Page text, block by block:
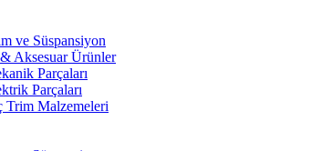
ve Süspansiyon
Aksesuar Ürünler
Parçaları
Parçaları
Trim Malzemeleri